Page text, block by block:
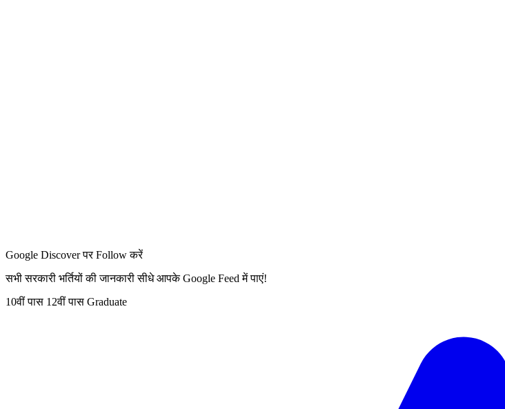
Google Discover पर Follow करें
सभी सरकारी भर्तियों की जानकारी सीधे आपके Google Feed में पाएं!
10वीं पास 12वीं पास Graduate